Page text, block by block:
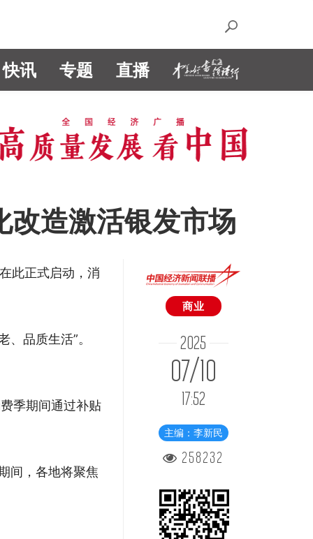
快讯 专题 直播
造激活银发市场
此正式启动，消
品质生活”。
季期间通过补贴
间，各地将聚焦
商业
2025
07/10
17:52
主编：李新民
258232